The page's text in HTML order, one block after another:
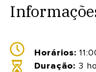
Horários:
Duração: 3